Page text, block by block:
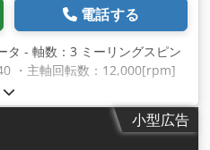
電話する
タ - 軸数：3 ミーリングスピン
・主軸回転数：12,000[rpm]
軸 - 移動 X/Y/Z 軸: 500 / 410 /
ツールチェンジャータイプ: ブ
のツール数: 26 ・工具交換時
小型広告